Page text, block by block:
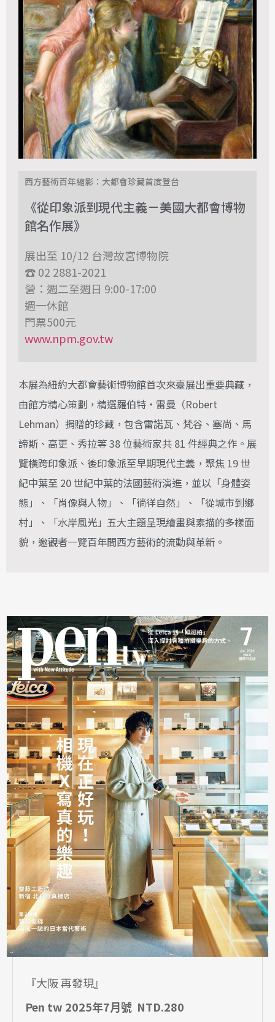
西方藝術百年縮影：大都會珍藏首度登台
《從印象派到現代主義－美國大都會博物
館名作展》
展出至 10/12 台灣故宮博物院
☎ 02 2881-2021
營：週二至週日 9:00-17:00
週一休館
門票500元
www.npm.gov.tw
本展為紐約大都會藝術博物館首次來臺展出重要典藏，
由館方精心策劃，精選羅伯特・雷曼（Robert
Lehman）捐贈的珍藏，包含雷諾瓦、梵谷、塞尚、馬
諦斯、高更、秀拉等 38 位藝術家共 81 件經典之作。展
覽橫跨印象派、後印象派至早期現代主義，聚焦 19 世
紀中葉至 20 世紀中葉的法國藝術演進，並以「身體姿
態」、「肖像與人物」、「徜徉自然」、「從城市到鄉
村」、「水岸風光」五大主題呈現繪畫與素描的多樣面
貌，邀觀者一覽百年間西方藝術的流動與革新。
『大阪 再發現』
Pen tw 2025年7月號 NTD.280